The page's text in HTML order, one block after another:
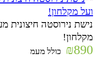
נישת נירוסטה חיצונית
מקלחון!
₪890 כולל מעמ